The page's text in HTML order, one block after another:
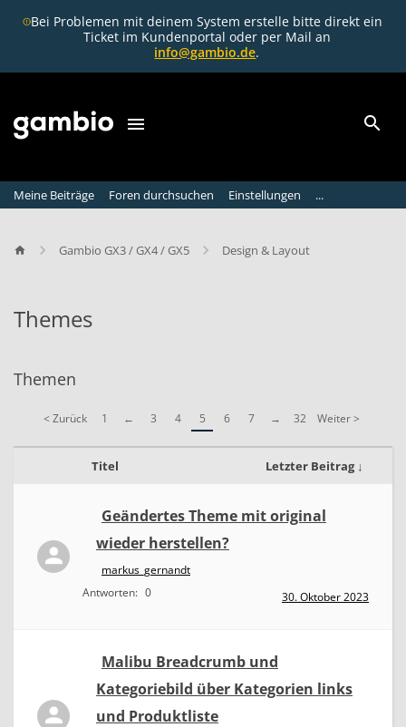
Bei Problemen mit deinem System erstelle bitte direkt ein
Ticket im Kundenportal oder per Mail an
info@gambio.de.
Meine Beiträge Foren durchsuchen Einstellungen ...
Gambio GX3 / GX4 / GX5 Design & Layout
Themes
h
e
Themen
< Zurück 1 ← 3 4 5 6 7 → 32 Weiter >
Titel Letzter Beitrag ↓
Geändertes Theme mit original
wieder herstellen?
markus_gernandt
Antworten: 0 30. Oktober 2023
Malibu Breadcrumb und
Kategoriebild über Kategorien links
und Produktliste